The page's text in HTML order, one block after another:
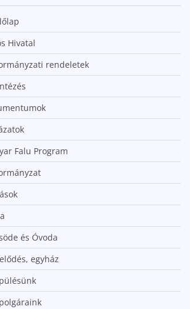
Hivatal
rendeletek
Falu Program
és Óvoda
egyház